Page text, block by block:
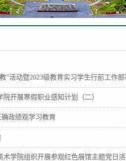
”活动暨2023级教育实习学生行前工作部
开展寒假职业感知计划（二）
政绩观学习教育
术学院组织开展参观红色展馆主题党日